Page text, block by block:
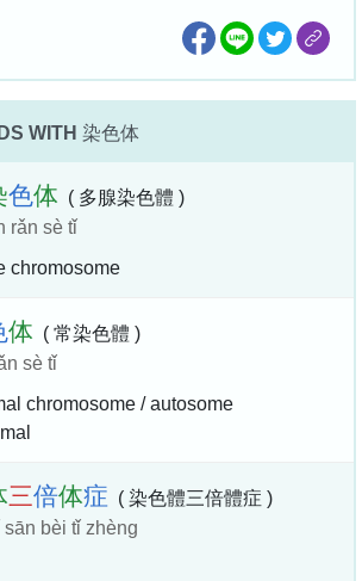
WITH 染色体
色体 ( 多腺染色體 )
rǎn sè tǐ
chromosome
体 ( 常染色體 )
sè tǐ
chromosome / autosome
三倍体症 ( 染色體三倍體症 )
sān bèi tǐ zhèng